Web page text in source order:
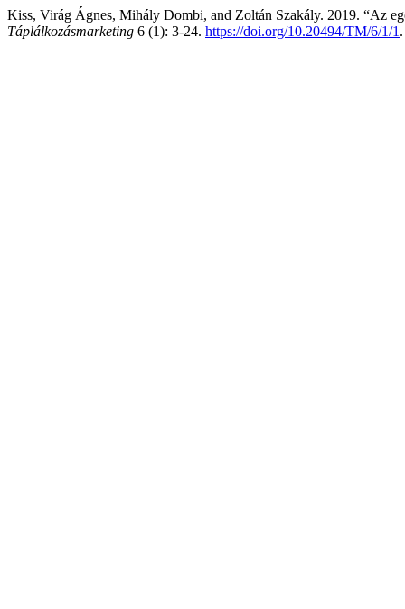
Kiss, Virág Ágnes, Mihály Dombi, and Zoltán Szakály. 2019. “Az
Táplálkozásmarketing 6 (1): 3-24. https://doi.org/10.20494/TM/6/1/1 .